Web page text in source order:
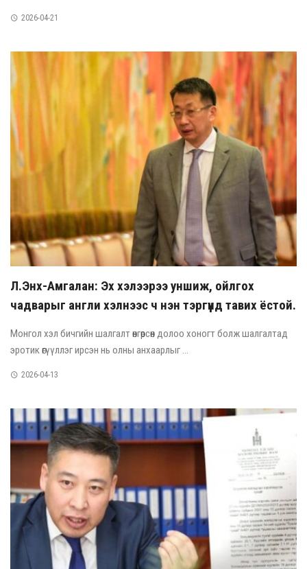
2026-04-21
Л.Энх-Амгалан: Эх хэлээрээ уншиж, ойлгох
чадварыг англи хэлнээс ч нэн тэргүүнд тавих ёстой.
Монгол хэл бичгийн шалгалт өнгөрсөн долоо хоногт болж шалгалтад
эротик өгүүллэг ирсэн нь олны анхаарлыг ...
2026-04-13